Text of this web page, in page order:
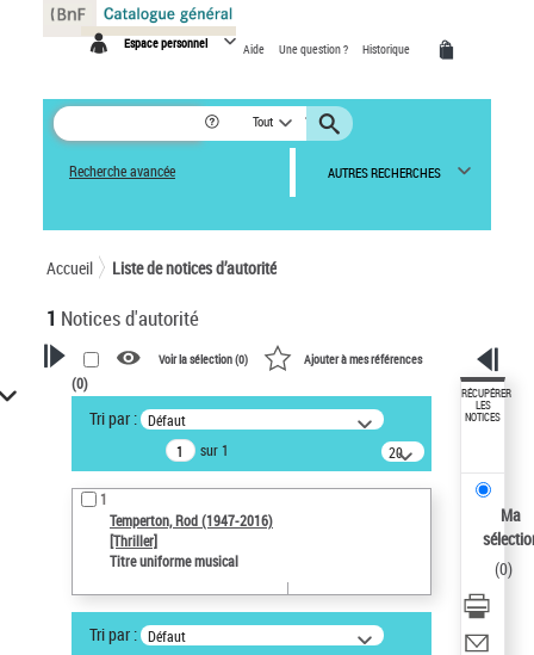
Espace personnel Aide Une question ? Historique
Tout
Recherche avancée AUTRES RECHERCHES
Accueil Liste de notices d’autorité
1 Notices d'autorité
VOTRE RECHERCHE
Recherche avancée dans les
notices d’autorité
Œuvres liées à l'auteur :
Temperton, Rod (1947-2016)
Voir la sélection (0) Ajouter à mes références
(0)
Tri par : Défaut
sur 1
20
résultats/page
1
Temperton, Rod (1947-2016)
[Thriller]
Titre uniforme musical
Tri par : Défaut
RÉCUPÉRER
LES
NOTICES
Ma
(0)
Panneau de gestion des cookies